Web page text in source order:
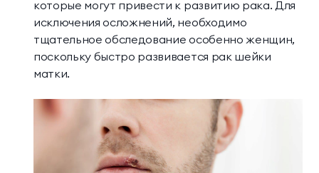
которые могут привести к развитию рака. Для
исключения осложнений, необходимо
тщательное обследование особенно женщин,
поскольку быстро развивается рак шейки
матки.